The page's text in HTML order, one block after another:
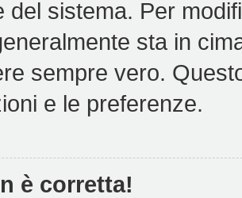
del sistema. Per
sta in
sempre vero.
e le preferenze.
è corretta!